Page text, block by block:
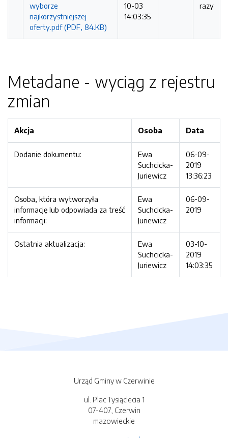
wyborze
najkorzystniejszej
oferty.pdf (PDF, 84.KB)
10-03
14:03:35
razy
Metadane - wyciąg z rejestru
zmian
Akcja Osoba Data
Dodanie dokumentu:
Ewa
Suchcicka-
Juriewicz
06-09-
2019
13:36:23
Osoba, która wytworzyła
informację lub odpowiada za treść
informacji:
Ewa
Suchcicka-
Juriewicz
06-09-
2019
Ostatnia aktualizacja:
Ewa
Suchcicka-
Juriewicz
03-10-
2019
14:03:35
Urząd Gminy w Czerwinie
ul. Plac Tysiąclecia 1
07-407, Czerwin
mazowieckie